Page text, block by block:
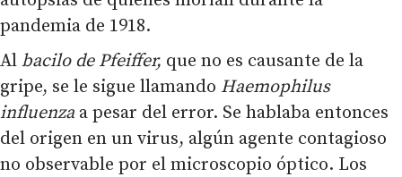
pandemia de 1918.
Al bacilo de Pfeiffer, que no es causante de la
gripe, se le sigue llamando Haemophilus
influenza a pesar del error. Se hablaba entonces
del origen en un virus, algún agente contagioso
no observable por el microscopio óptico. Los